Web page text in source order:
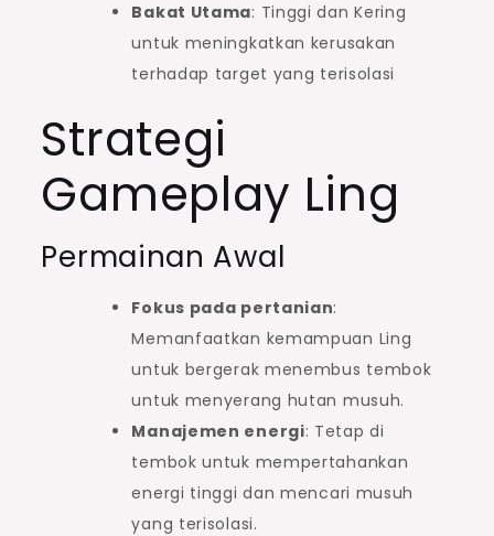
Bakat Utama: Tinggi dan Kering
untuk meningkatkan kerusakan
terhadap target yang terisolasi
Strategi
Gameplay Ling
Permainan Awal
Fokus pada pertanian:
Memanfaatkan kemampuan Ling
untuk bergerak menembus tembok
untuk menyerang hutan musuh.
Manajemen energi: Tetap di
tembok untuk mempertahankan
energi tinggi dan mencari musuh
yang terisolasi.